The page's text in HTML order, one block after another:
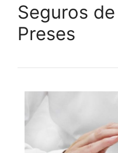
Seguros
Preses